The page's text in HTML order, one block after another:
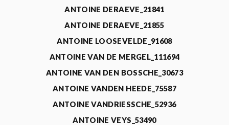
ANTOINE DERAEVE_21841
ANTOINE DERAEVE_21855
ANTOINE LOOSEVELDE_91608
ANTOINE VAN DE MERGEL_111694
ANTOINE VAN DEN BOSSCHE_30673
ANTOINE VANDEN HEEDE_75587
ANTOINE VANDRIESSCHE_52936
ANTOINE VEYS_53490